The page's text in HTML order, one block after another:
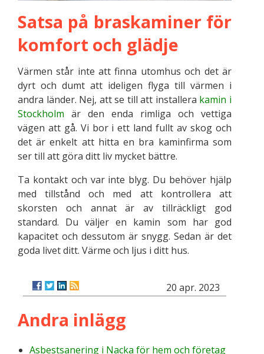
Satsa på braskaminer för
komfort och glädje
Värmen står inte att finna utomhus och det är
dyrt och dumt att ideligen flyga till värmen i
andra länder. Nej, att se till att installera kamin i
Stockholm är den enda rimliga och vettiga
vägen att gå. Vi bor i ett land fullt av skog och
det är enkelt att hitta en bra kaminfirma som
ser till att göra ditt liv mycket bättre.
Ta kontakt och var inte blyg. Du behöver hjälp
med tillstånd och med att kontrollera att
skorsten och annat är av tillräckligt god
standard. Du väljer en kamin som har god
kapacitet och dessutom är snygg. Sedan är det
goda livet ditt. Värme och ljus i ditt hus.
20 apr. 2023
Andra inlägg
Asbestsanering i Nacka för hem och företag